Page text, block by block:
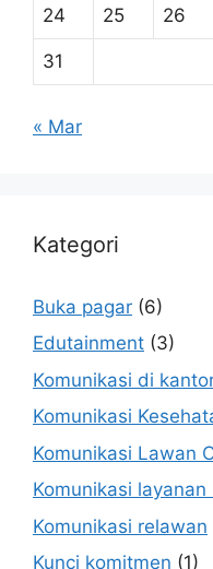
24 25 26
31
« Mar
Kategori
Buka pagar (6)
Edutainment (3)
Komunikasi di
Komunikasi
Komunikasi Lawan
Komunikasi
Komunikasi relawan
Kunci komitmen (1)